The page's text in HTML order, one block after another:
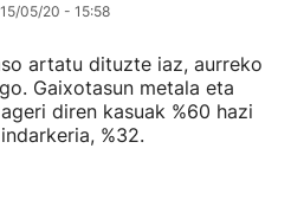
05/20 - 15:58
artatu dituzte iaz, aurreko
Gaixotasun metala eta
diren kasuak %60 hazi
%32.